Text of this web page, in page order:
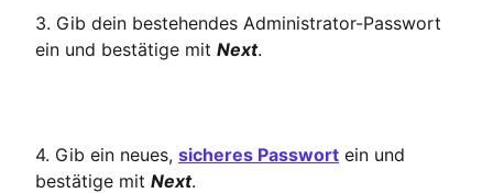
3. Gib dein bestehendes Administrator-Passwort
ein und bestätige mit Next.
4. Gib ein neues, sicheres Passwort ein und
bestätige mit Next.